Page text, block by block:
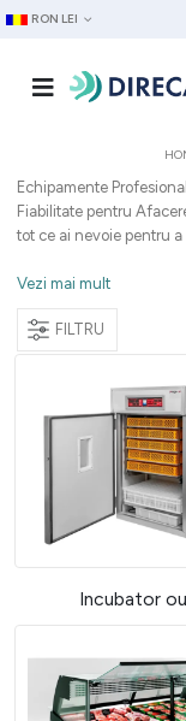
RON LEI
Echipamente
Fiabilitate pentru
tot ce ai nevoie pentru a
Vezi mai mult
FILTRU
Incubator